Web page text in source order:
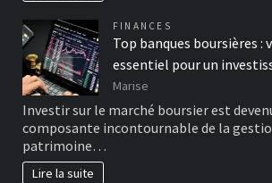
FINANCES
Top banques boursières :
essentiel pour un
Marise
Investir sur le marché boursier est
composante incontournable de la
patrimoine…
Lire la suite